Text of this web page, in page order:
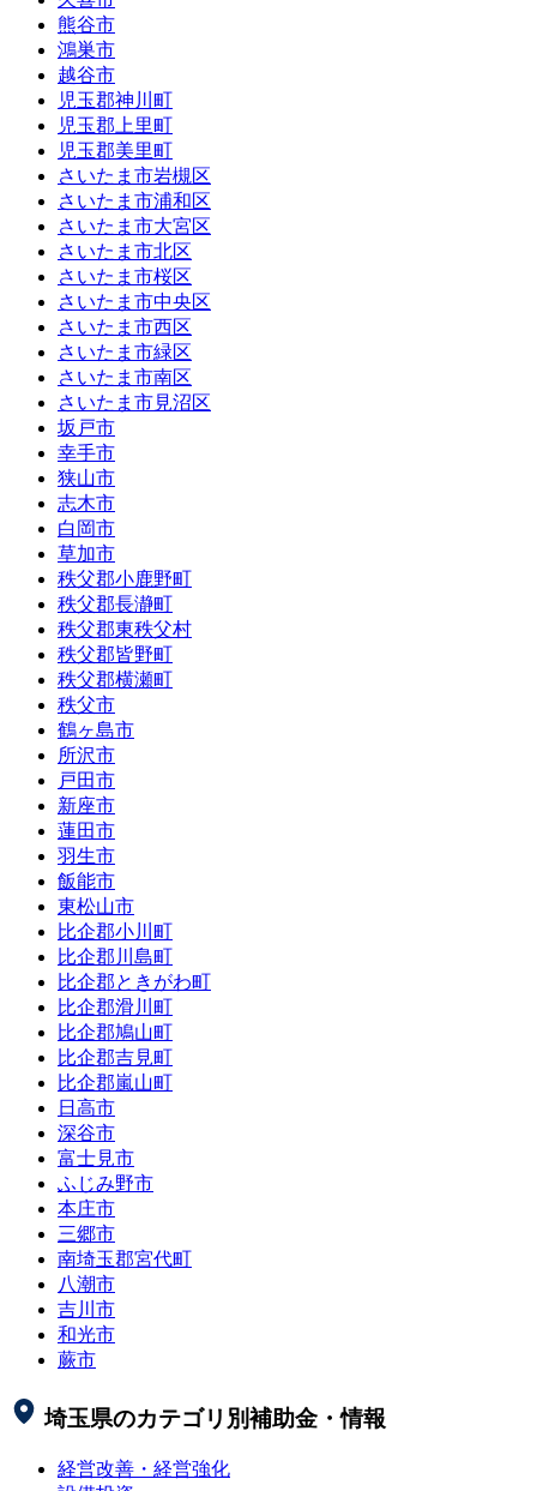
熊谷市
鴻巣市
越谷市
児玉郡神川町
児玉郡上里町
児玉郡美里町
さいたま市岩槻区
さいたま市浦和区
さいたま市大宮区
さいたま市北区
さいたま市桜区
さいたま市中央区
さいたま市西区
さいたま市緑区
さいたま市南区
さいたま市見沼区
坂戸市
幸手市
狭山市
志木市
白岡市
草加市
秩父郡小鹿野町
秩父郡長瀞町
秩父郡東秩父村
秩父郡皆野町
秩父郡横瀬町
秩父市
鶴ヶ島市
所沢市
戸田市
新座市
蓮田市
羽生市
飯能市
東松山市
比企郡小川町
比企郡川島町
比企郡ときがわ町
比企郡滑川町
比企郡鳩山町
比企郡吉見町
比企郡嵐山町
日高市
深谷市
富士見市
ふじみ野市
本庄市
三郷市
南埼玉郡宮代町
八潮市
吉川市
和光市
蕨市
埼玉県のカテゴリ別補助金・情報
経営改善・経営強化